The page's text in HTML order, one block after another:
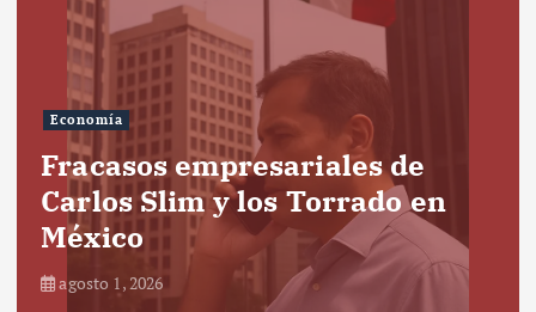
Economía
Fracasos empresariales de
Carlos Slim y los Torrado en
México
agosto 1, 2026